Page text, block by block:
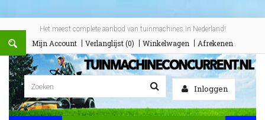
Het meest complete aanbod van tuinmachines in Nederland!
Mijn Account Verlanglijst (0) Winkelwagen Afrekenen
Inloggen